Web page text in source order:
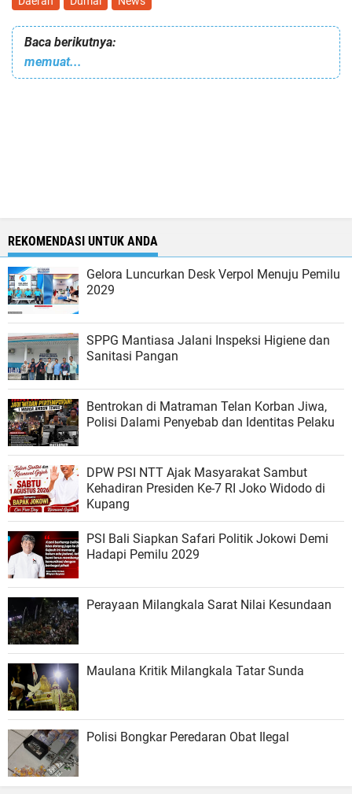
Baca berikutnya:
memuat...
REKOMENDASI UNTUK ANDA
Gelora Luncurkan Desk Verpol Menuju Pemilu
2029
SPPG Mantiasa Jalani Inspeksi Higiene dan
Sanitasi Pangan
Bentrokan di Matraman Telan Korban Jiwa,
Polisi Dalami Penyebab dan Identitas Pelaku
DPW PSI NTT Ajak Masyarakat Sambut
Kehadiran Presiden Ke-7 RI Joko Widodo di
Kupang
PSI Bali Siapkan Safari Politik Jokowi Demi
Hadapi Pemilu 2029
Perayaan Milangkala Sarat Nilai Kesundaan
Maulana Kritik Milangkala Tatar Sunda
Polisi Bongkar Peredaran Obat Ilegal